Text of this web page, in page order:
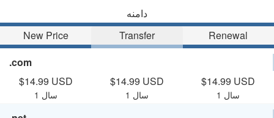
دامنه
New Price
Transfer
Renewal
.com
$14.99 USD
1 سال
$14.99 USD
1 سال
$14.99 USD
1 سال